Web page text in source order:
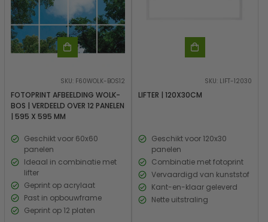
SKU: F60WOLK-BOS12
FOTOPRINT AFBEELDING WOLK-
BOS | VERDEELD OVER 12 PANELEN
| 595 X 595 MM
Geschikt voor 60x60
panelen
Ideaal in combinatie met
lifter
Geprint op acrylaat
Past in opbouwframe
Geprint op 12 platen
SKU: LIFT-12030
LIFTER | 120X30CM
Geschikt voor 120x30
panelen
Combinatie met fotoprint
Vervaardigd van kunststof
Kant-en-klaar geleverd
Nette uitstraling